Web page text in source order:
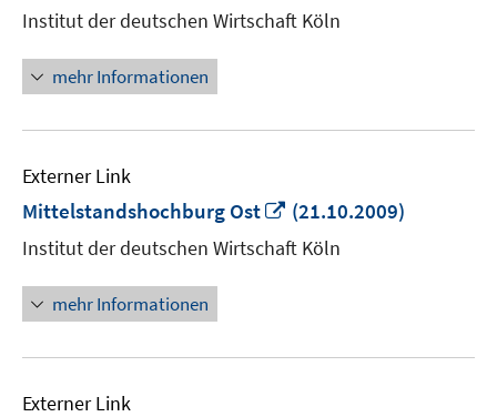
Institut der deutschen Wirtschaft Köln
mehr Informationen
Externer Link
Mittelstandshochburg Ost
In
neuem
Fenster
(21.10.2009)
Institut der deutschen Wirtschaft Köln
mehr Informationen
Externer Link